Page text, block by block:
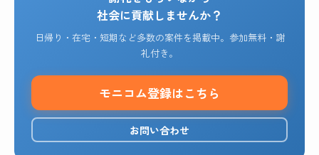
社会に貢献しませんか？
日帰り・在宅・短期など多数の案件を掲載中。参加無料・謝
礼付き。
モニコム登録はこちら
お問い合わせ